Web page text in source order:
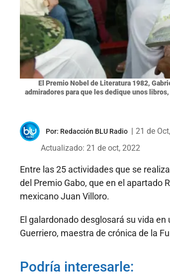
El Premio Nobel de Literatura 1982,
admiradores para que les dedique unos
Por: Redacción BLU Radio
21 de
Actualizado: 21 de oct, 2022
Entre las 25 actividades que se
del Premio Gabo, que en el apartado
mexicano Juan Villoro.
El galardonado desglosará su vida
Guerriero, maestra de crónica de la
Podría interesarle: